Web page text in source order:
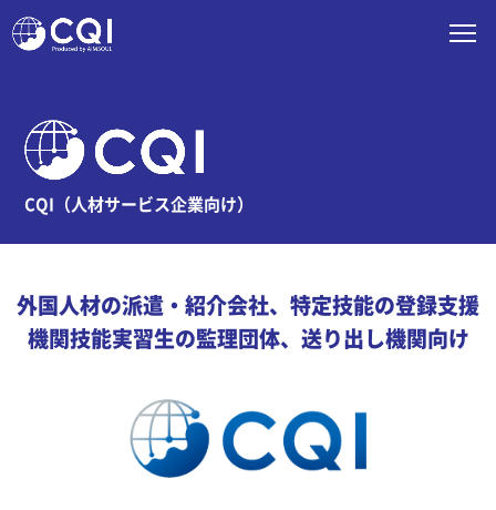
CQI（人材サービス企業向け）
外国人材の派遣・紹介会社、特定技能の登録支援
機関技能実習生の監理団体、送り出し機関向け